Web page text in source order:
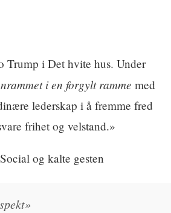
Trump i Det hvite hus. Under
i en forgylt ramme med
lederskap i å fremme fred
frihet og velstand.»
og kalte gesten